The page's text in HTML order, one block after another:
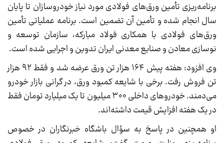
برنامه‌ریزی تأمین ورق‌های فولادی مورد نیاز خودروسازان تا پایان
سال انجام شده و تأمین آن تضمین است. برنامه عملیاتی تأمین
ورق‌های فولادی با همکاری فولاد مبارکه، سازمان توسعه و
نوسازی معادن و صنایع معدنی ایران تدوین و اجرایی شده است.
وی افزود: هفته پیش ۱۶۴ هزار تن ورق عرضه شد و فقط ۹۲ هزار
تن فروش رفت. برخی با شایعه کمبود ورق، در گرانی بازار خودرو
می‌دمند. خودرو‌های داخلی ۳۰۰ میلیون تا یک میلیارد تومان فقط
در یک هفته افزایش قیمت داشته‌اند.
او همچنین در پاسخ به سؤال باشگاه خبرنگاران در خصوص